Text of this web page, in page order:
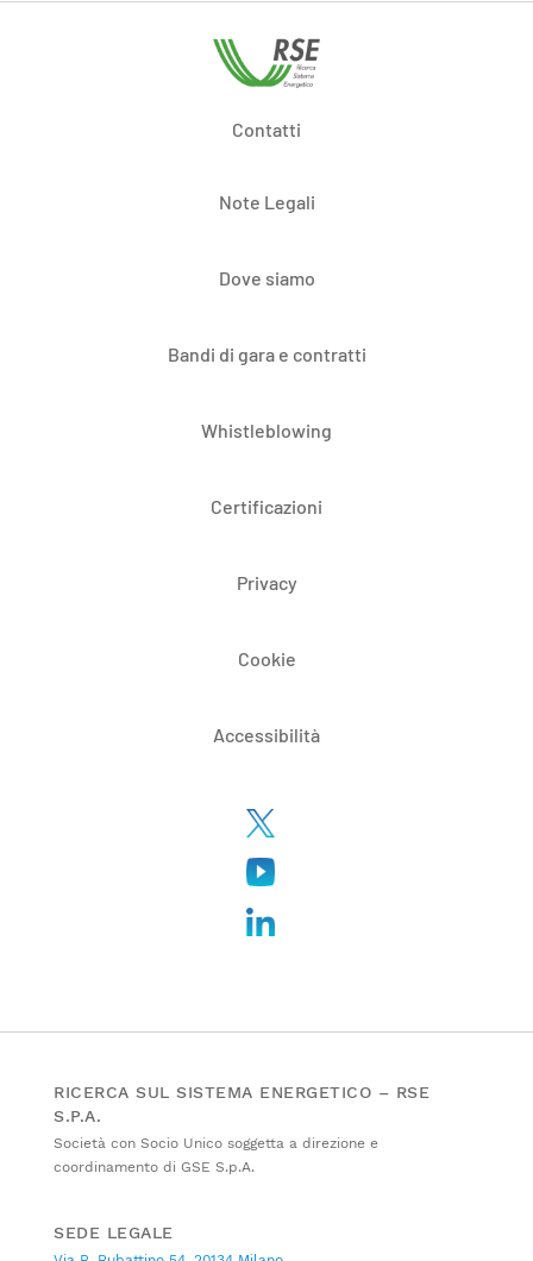
Contatti
Note Legali
Dove siamo
Bandi di gara e contratti
Whistleblowing
Certificazioni
Privacy
Cookie
Accessibilità
RICERCA SUL SISTEMA ENERGETICO – RSE
S.P.A.
Società con Socio Unico soggetta a direzione e
coordinamento di GSE S.p.A.
SEDE LEGALE